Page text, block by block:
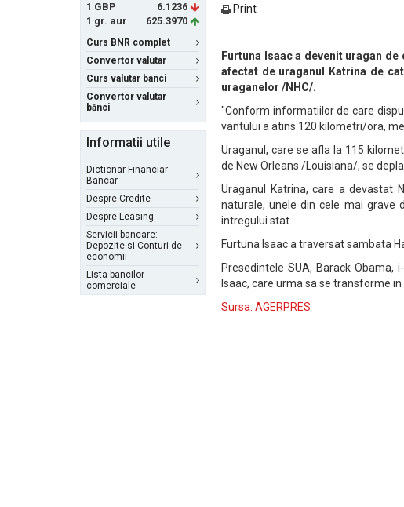
1 GBP
6.1236
1 gr. aur
625.3970
Curs BNR complet
Convertor valutar
Curs valutar banci
Convertor valutar
bănci
Informatii utile
Dictionar Financiar-
Bancar
Despre Credite
Despre Leasing
Servicii bancare:
Depozite si Conturi de
economii
Lista bancilor
comerciale
Print
Furtuna Isaac a devenit uragan
afectat de uraganul Katrina de
uraganelor /NHC/.
"Conform informatiilor de care
vantului a atins 120 kilometri/ora,
Uraganul, care se afla la 115
de New Orleans /Louisiana/, se
Uraganul Katrina, care a devastat
naturale, unele din cele mai grave
intregului stat.
Furtuna Isaac a traversat sambata
Presedintele SUA, Barack
Isaac, care urma sa se transforme
Sursa: AGERPRES